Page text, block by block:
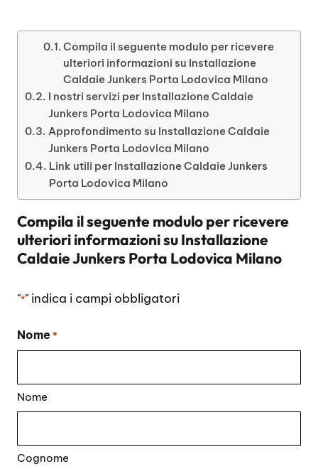
Compila il seguente modulo per ricevere
ulteriori informazioni su Installazione
Caldaie Junkers Porta Lodovica Milano
I nostri servizi per Installazione Caldaie
Junkers Porta Lodovica Milano
Approfondimento su Installazione Caldaie
Junkers Porta Lodovica Milano
Link utili per Installazione Caldaie Junkers
Porta Lodovica Milano
Compila il seguente modulo per ricevere
ulteriori informazioni suInstallazione
Caldaie Junkers Porta Lodovica Milano
"*" indica i campi obbligatori
Nome *
Nome
Cognome